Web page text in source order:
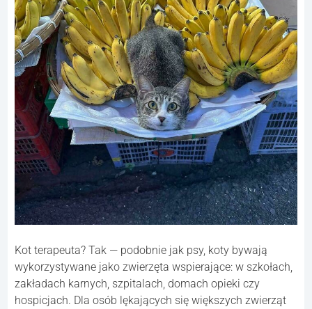
Kot terapeuta? Tak — podobnie jak psy, koty bywają
wykorzystywane jako zwierzęta wspierające: w szkołach,
zakładach karnych, szpitalach, domach opieki czy
hospicjach. Dla osób lękających się większych zwierząt